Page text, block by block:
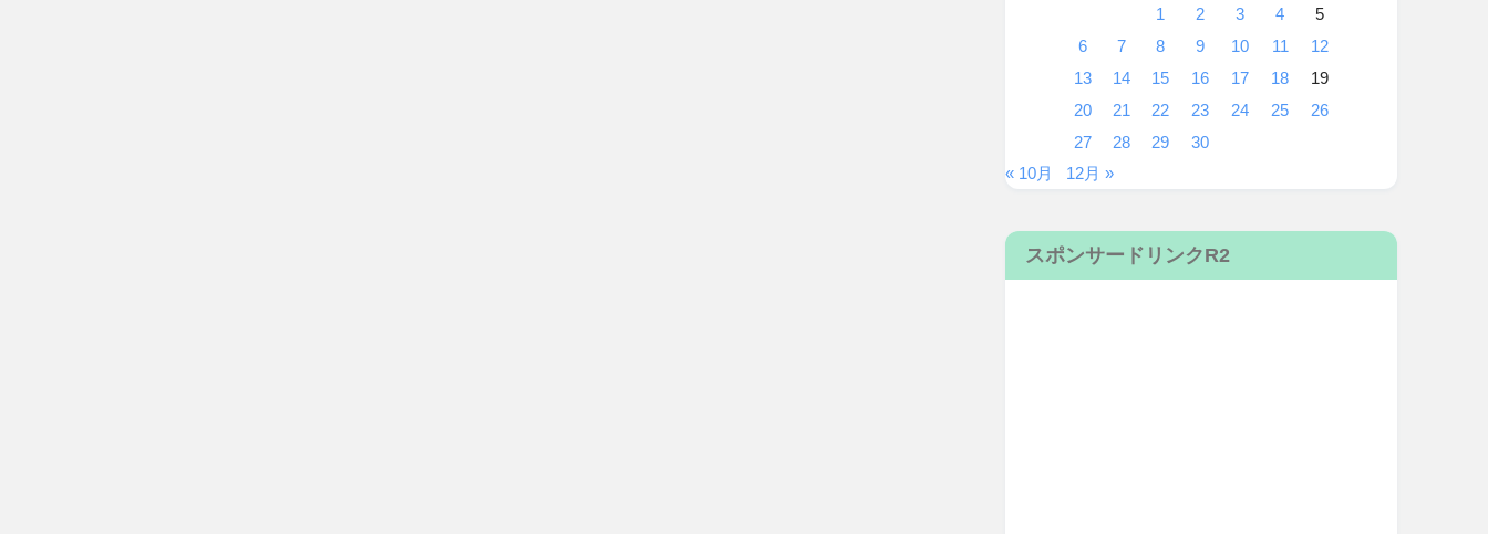
1
2 3 4
5
6
7 8 9 10 11
12
13
14 15 16 17 18
19
20
21 22 23 24 25
26
27
28 29
30
« 10月
12月 »
スポンサードリンクR2